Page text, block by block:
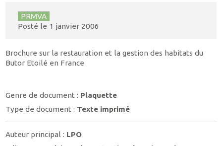
PRMVA
Posté le 1 janvier 2006
Brochure sur la restauration et la gestion des habitats du
Butor Etoilé en France
Genre de document : Plaquette
Type de document : Texte imprimé
Auteur principal : LPO